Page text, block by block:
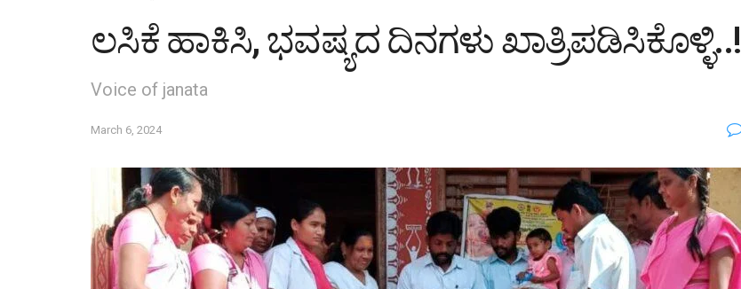
ಲಸಿಕೆ ಹಾಕಿಸಿ, ಭವಷ್ಯದ ದಿನಗಳು ಖಾತ್ರಿಪಡಿಸಿಕೊಳ್ಳಿ..!
Voice of janata
March 6, 2024